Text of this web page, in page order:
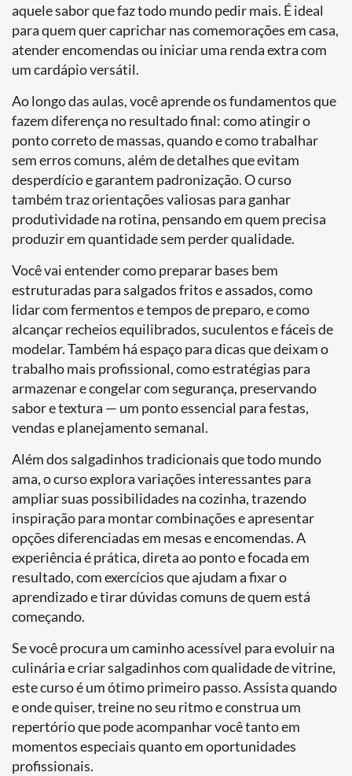
aquele sabor que faz todo mundo pedir mais. É ideal
para quem quer caprichar nas comemorações em casa,
atender encomendas ou iniciar uma renda extra com
um cardápio versátil.
Ao longo das aulas, você aprende os fundamentos que
fazem diferença no resultado final: como atingir o
ponto correto de massas, quando e como trabalhar
sem erros comuns, além de detalhes que evitam
desperdício e garantem padronização. O curso
também traz orientações valiosas para ganhar
produtividade na rotina, pensando em quem precisa
produzir em quantidade sem perder qualidade.
Você vai entender como preparar bases bem
estruturadas para salgados fritos e assados, como
lidar com fermentos e tempos de preparo, e como
alcançar recheios equilibrados, suculentos e fáceis de
modelar. Também há espaço para dicas que deixam o
trabalho mais profissional, como estratégias para
armazenar e congelar com segurança, preservando
sabor e textura — um ponto essencial para festas,
vendas e planejamento semanal.
Além dos salgadinhos tradicionais que todo mundo
ama, o curso explora variações interessantes para
ampliar suas possibilidades na cozinha, trazendo
inspiração para montar combinações e apresentar
opções diferenciadas em mesas e encomendas. A
experiência é prática, direta ao ponto e focada em
resultado, com exercícios que ajudam a fixar o
aprendizado e tirar dúvidas comuns de quem está
começando.
Se você procura um caminho acessível para evoluir na
culinária e criar salgadinhos com qualidade de vitrine,
este curso é um ótimo primeiro passo. Assista quando
e onde quiser, treine no seu ritmo e construa um
repertório que pode acompanhar você tanto em
momentos especiais quanto em oportunidades
profissionais.